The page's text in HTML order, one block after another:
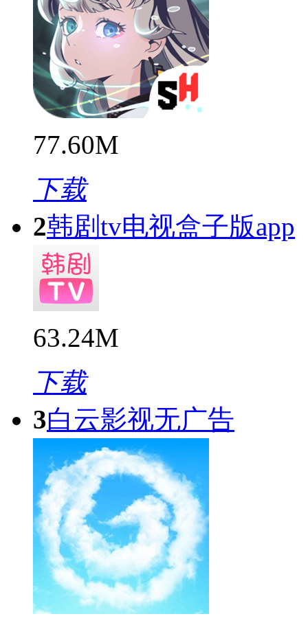
77.60M
下载
2韩剧tv电视盒子版app
63.24M
下载
3白云影视无广告